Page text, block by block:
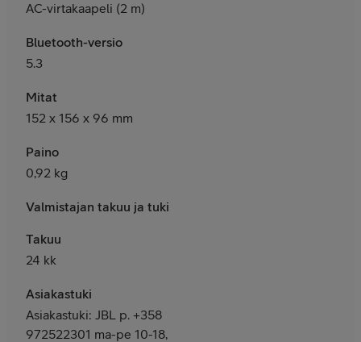
AC-virtakaapeli (2 m)
Bluetooth-versio
5.3
Mitat
152 x 156 x 96 mm
Paino
0,92 kg
Valmistajan takuu ja tuki
Takuu
24 kk
Asiakastuki
Asiakastuki: JBL p. +358
972522301 ma-pe 10-18,